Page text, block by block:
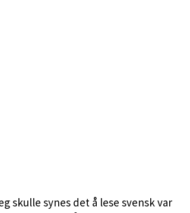
skulle synes det å lese svensk var